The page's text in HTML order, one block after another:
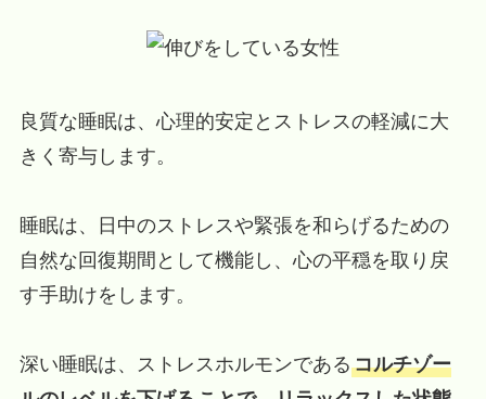
良質な睡眠は、心理的安定とストレスの軽減に大
きく寄与します。
睡眠は、日中のストレスや緊張を和らげるための
自然な回復期間として機能し、心の平穏を取り戻
す手助けをします。
深い睡眠は、ストレスホルモンであるコルチゾー